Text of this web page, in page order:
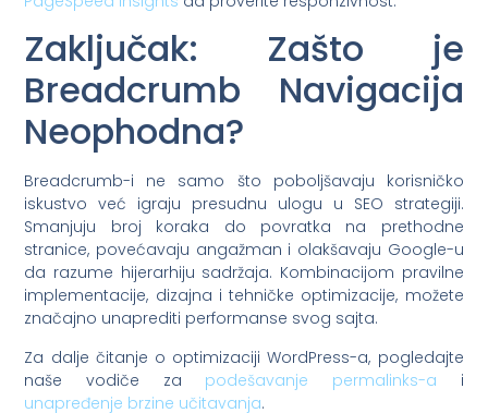
Zaključak: Zašto je
Breadcrumb Navigacija
Neophodna?
Breadcrumb-i ne samo što poboljšavaju korisničko
iskustvo već igraju presudnu ulogu u SEO strategiji.
Smanjuju broj koraka do povratka na prethodne
stranice, povećavaju angažman i olakšavaju Google-u
da razume hijerarhiju sadržaja. Kombinacijom pravilne
implementacije, dizajna i tehničke optimizacije, možete
značajno unaprediti performanse svog sajta.
Za dalje čitanje o optimizaciji WordPress-a, pogledajte
naše vodiče za podešavanje permalinks-a i
unapređenje brzine učitavanja.